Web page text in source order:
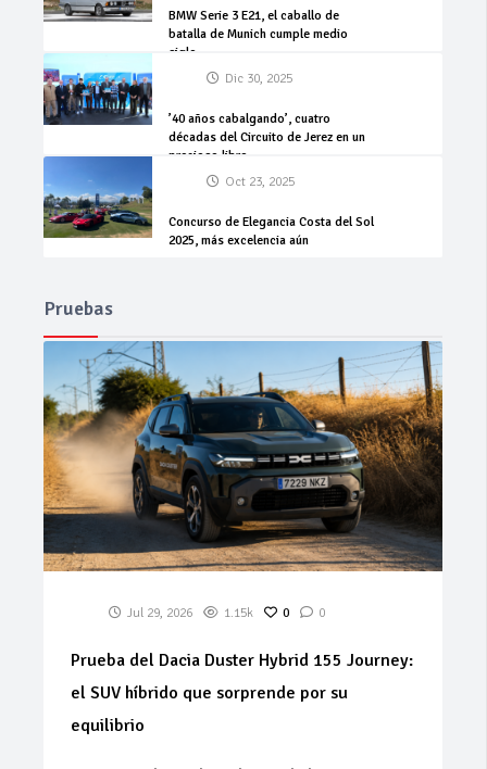
BMW Serie 3 E21, el caballo de
batalla de Munich cumple medio
siglo
Dic 30, 2025
’40 años cabalgando’, cuatro
décadas del Circuito de Jerez en un
precioso libro
Oct 23, 2025
Concurso de Elegancia Costa del Sol
2025, más excelencia aún
Pruebas
Jul 29, 2026 1.15k 0 0
Prueba del Dacia Duster Hybrid 155 Journey:
el SUV híbrido que sorprende por su
equilibrio